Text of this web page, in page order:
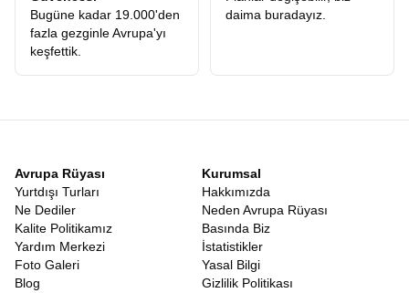
Bugüne kadar 19.000'den
fazla gezginle Avrupa'yı
keşfettik.
daima buradayız.
Avrupa Rüyası
Yurtdışı Turları
Ne Dediler
Kalite Politikamız
Yardım Merkezi
Foto Galeri
Blog
Kurumsal
Hakkımızda
Neden Avrupa Rüyası
Basında Biz
İstatistikler
Yasal Bilgi
Gizlilik Politikası